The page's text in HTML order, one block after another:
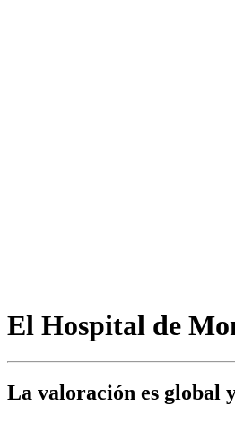
El Hospital de
La valoración es global